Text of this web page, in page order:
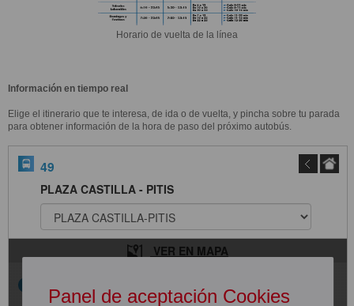
Horario de vuelta de la línea
Información en tiempo real
Elige el itinerario que te interesa, de ida o de vuelta, y pincha sobre tu parada
para obtener información de la hora de paso del próximo autobús.